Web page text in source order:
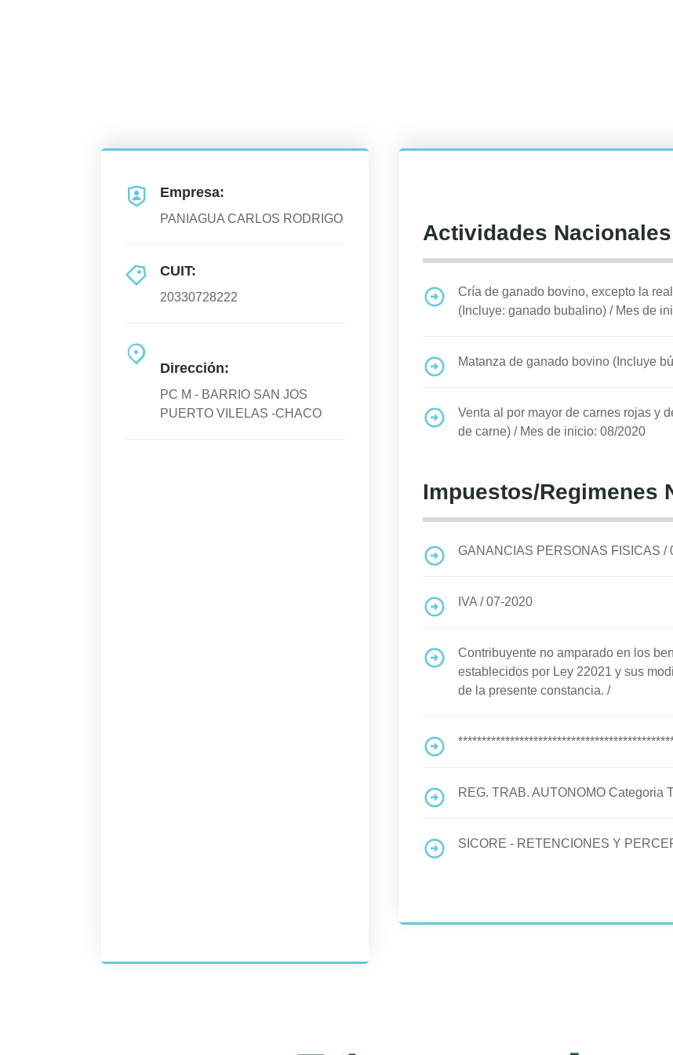
Empresa:
PANIAGUA CARLOS RODRIGO
CUIT:
20330728222
Dirección:
PC M - BARRIO SAN JOS
PUERTO VILELAS -CHACO
Actividades
Cría de ganado bovino, excepto la
(Incluye: ganado bubalino) / Mes de
Matanza de ganado bovino (Incluye
Venta al por mayor de carnes rojas y
de carne) / Mes de inicio: 08/2020
Impuestos/Regimenes
GANANCIAS PERSONAS FISICAS /
IVA /07-2020
Contribuyente no amparado en los
establecidos por Ley 22021 y sus
de la presente constancia. /
REG. TRAB. AUTONOMO Categoria
SICORE - RETENCIONES Y